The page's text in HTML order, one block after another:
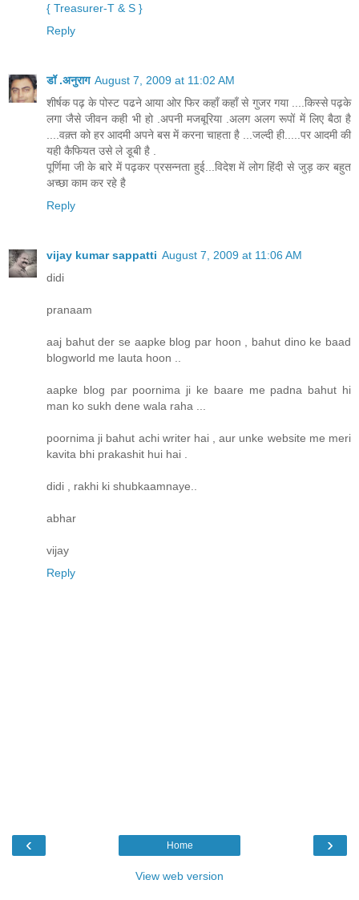
{ Treasurer-T & S }
Reply
डॉ .अनुराग August 7, 2009 at 11:02 AM
शीर्षक पढ़ के पोस्ट पढने आया ओर फिर कहाँ कहाँ से गुजर गया ....किस्से पढ़के
लगा जैसे जीवन कही भी हो .अपनी मजबूरिया .अलग अलग रूपों में लिए बैठा है
....वक़्त को हर आदमी अपने बस में करना चाहता है ...जल्दी ही.....पर आदमी की
यही कैफियत उसे ले डूबी है .
पूर्णिमा जी के बारे में पढ़कर प्रसन्नता हुई...विदेश में लोग हिंदी से जुड़ कर बहुत
अच्छा काम कर रहे है
Reply
vijay kumar sappatti August 7, 2009 at 11:06 AM
didi
pranaam
aaj bahut der se aapke blog par hoon , bahut dino ke baad
blogworld me lauta hoon ..
aapke blog par poornima ji ke baare me padna bahut hi
man ko sukh dene wala raha ...
poornima ji bahut achi writer hai , aur unke website me meri
kavita bhi prakashit hui hai .
didi , rakhi ki shubkaamnaye..
abhar
vijay
Reply
‹ ›
Home
View web version